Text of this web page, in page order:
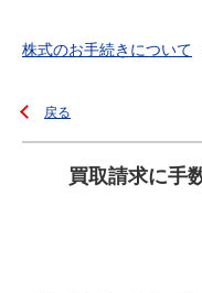
株式のお手続きについて
戻る
買取請求に手